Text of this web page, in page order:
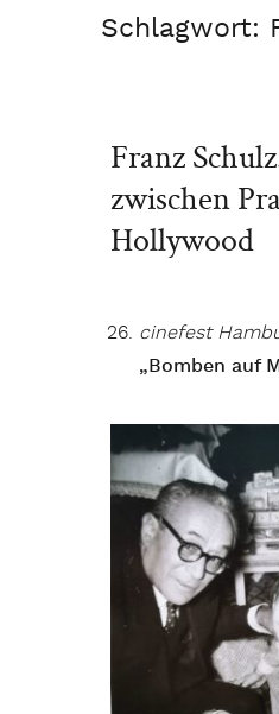
Schlagwort:
Franz
zwischen
Hollywood
cinefest
„Bomben auf